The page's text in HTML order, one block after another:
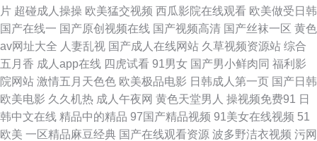
97欧美资源 51自拍网视频 久草福利在线观看 日韩av片网站 a级论理在线看
成人性爱自拍 3级片视频 www大香蕉n 老湿机操 99精热 国产日韩欧美 日本
3级中文字幕 日本成人A片网站 欧美成人TV 熟女福利视频导航 日韩精品视频
12 欧美色图18p 久草热操碰资源 欧美三级导航 日韩理伦中文字幕 丝袜少妇
片 超碰成人操操 欧美猛交视频 西瓜影院在线观看 欧美做受日韩
国产在线一 国产原创视频在线 国产视频高清 国产丝袜一区 黄色
av网址大全 人妻乱视 国产成人在线网站 久草视频资源站 综合
五月香 成人app在线 四虎试看 91男女 国产男小鲜肉同 福利影
院网站 激情五月天色色 欧美极品电影 日韩成人第一页 国产日韩
欧美电影 久久机热 成人午夜网 黄色天堂男人 操视频免费91 日
韩中文在线 精品中的精品 97国产精品视频 91美女在线视频 51
欧美 一区精品麻豆经典 国产在线观看资源 波多野洁衣视频 污网